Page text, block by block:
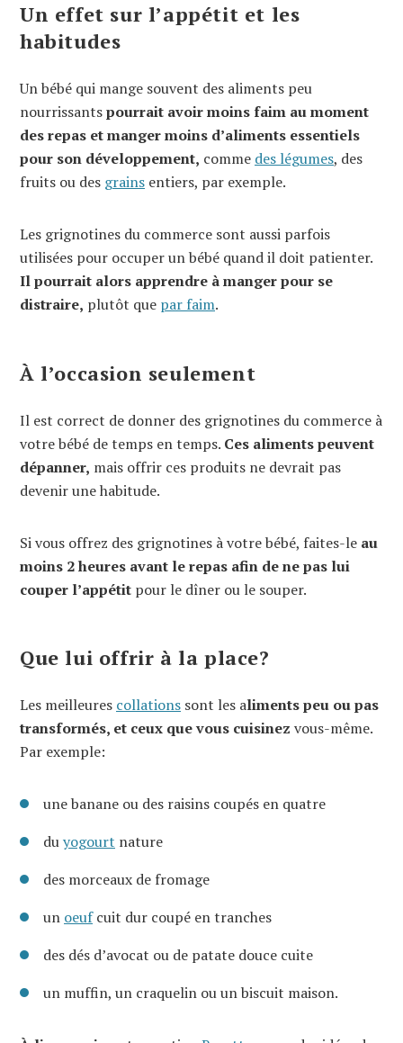
Un effet sur l’appétit et les
habitudes
Un bébé qui mange souvent des aliments peu
nourrissantspourrait avoir moins faim au moment
des repas et manger moins d’aliments essentiels
pour son développement, comme des légumes, des
fruits ou des grains entiers, par exemple.
Les grignotines du commerce sont aussi parfois
utilisées pour occuper un bébé quand il doit patienter.
Il pourrait alors apprendre à manger pour se
distraire, plutôt que par faim.
À l’occasion seulement
Il est correct de donner des grignotines du commerce à
votre bébé de temps en temps. Ces aliments peuvent
dépanner, mais offrir ces produits ne devrait pas
devenir une habitude.
Si vous offrez des grignotines à votre bébé, faites-le au
moins 2 heures avant le repas afin de ne pas lui
couper l’appétit pour le dîner ou le souper.
Que lui offrir à la place?
Les meilleures collations sont les aliments peu ou pas
transformés, et ceux que vous cuisinez vous-même.
Par exemple:
une banane ou des raisins coupés en quatre
duyogourt nature
des morceaux de fromage
un oeufcuit dur coupé en tranches
des dés d’avocat ou de patate douce cuite
un muffin, un craquelin ou un biscuit maison.